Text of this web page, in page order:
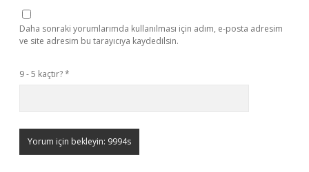
Daha sonraki yorumlarımda kullanılması için adım, e-posta adresim
ve site adresim bu tarayıcıya kaydedilsin.
9 - 5 kaçtır?*